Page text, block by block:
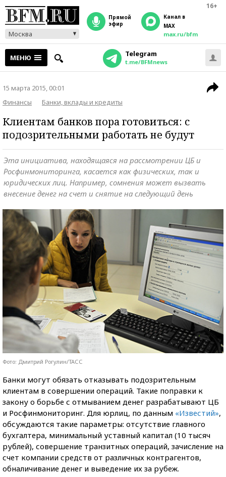
16+
Москва
прямой
эфир
Канал в
MAX
max.ru/bfm
МЕНЮ Telegram
t.me/BFMnews
15 марта 2015, 00:01
Финансы
Банки, вклады и кредиты
Клиентам банков пора готовиться: с
подозрительными работать не будут
Эта инициатива, находящаяся на рассмотрении ЦБ и
Росфинмониторинга, касается как физических, так и
юридических лиц. Например, сомнения может вызвать
внесение денег на счет и снятие на следующий день
Фото: Дмитрий Рогулин/ТАСС
Банки могут обязать отказывать подозрительным
клиентам в совершении операций. Такие поправки к
закону о борьбе с отмыванием денег разрабатывают ЦБ
и Росфинмониторинг. Для юрлиц, по данным «Известий»,
обсуждаются такие параметры: отсутствие главного
бухгалтера, минимальный уставный капитал (10 тысяч
рублей), совершение транзитных операций, зачисление на
счет компании средств от различных контрагентов,
обналичивание денег и выведение их за рубеж.